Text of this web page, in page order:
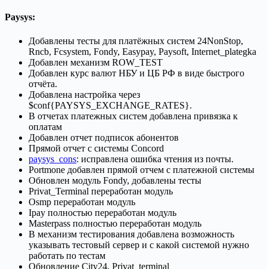
Paysys:
Добавлены тесты для платёжных систем 24NonStop,
Rncb, Fcsystem, Fondy, Easypay, Paysoft, Internet_plategka
Добавлен механизм ROW_TEST
Добавлен курс валют НБУ и ЦБ РФ в виде быстрого
отчёта.
Добавлена настройка через
$conf{PAYSYS_EXCHANGE_RATES}.
В отчетах платежных систем добавлена привязка к
оплатам
Добавлен отчет подписок абонентов
Прямой отчет с системы Concord
paysys_cons: исправлена ошибка чтения из почты.
Portmone добавлен прямой отчем с платежной системы
Обновлен модуль Fondy, добавлены тесты
Privat_Terminal переработан модуль
Osmp переработан модуль
Ipay полностью переработан модуль
Masterpass полностью переработан модуль
В механизм тестирования добавлена возможность
указывать тестовый сервер и с какой системой нужно
работать по тестам
Обновление City24, Privat_terminal